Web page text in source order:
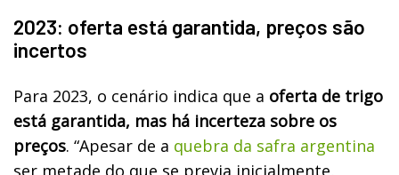
2023: oferta está garantida, preços são
incertos
Para 2023, o cenário indica que a oferta de trigo
está garantida, mas há incerteza sobre os
preços. “Apesar de a quebra da safra argentina
ser metade do que se previa inicialmente,